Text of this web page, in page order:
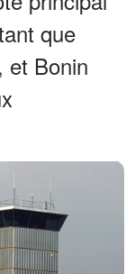
que
et Bonin